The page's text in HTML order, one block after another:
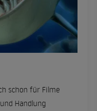
schon für Filme
Handlung